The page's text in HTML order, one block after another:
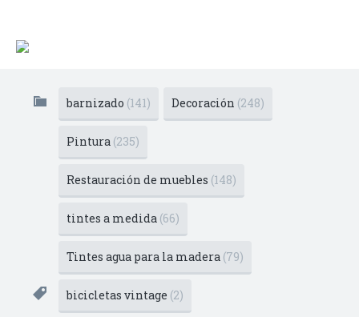
barnizado (141) Decoración (248)
Pintura (235)
Restauración de muebles (148)
tintes a medida (66)
Tintes agua para la madera (79)
bicicletas vintage (2)